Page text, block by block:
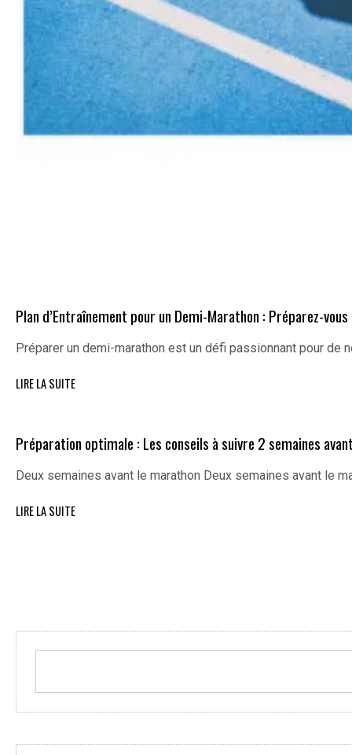
Plan d’Entraînement pour un Demi-Marathon : Préparez-
Préparer un demi-marathon est un défi passionnant pour de
LIRE LA SUITE
Préparation optimale : Les conseils à suivre 2 semaines
Deux semaines avant le marathon Deux semaines avant le
LIRE LA SUITE